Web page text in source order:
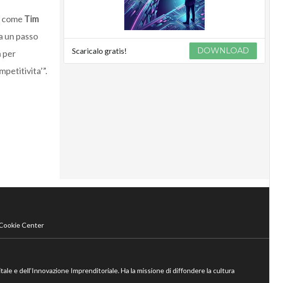
Tim
un passo
per
Scaricalo gratis! DOWNLOAD
Center
e dell’Innovazione Imprenditoriale. Ha la missione di diffondere la cultura